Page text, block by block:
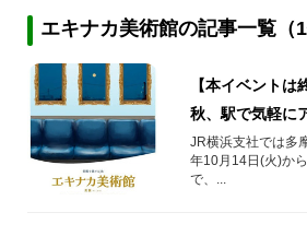
エキナカ美術館の記事一覧（1
【本イベント
秋、駅で気軽に
でエキナカ美術
JR横浜支社では多
年10月14日(火)か
で、...